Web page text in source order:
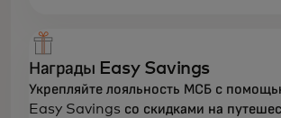
Награды Easy Savings
Укрепляйте лояльность МСБ с
Easy Savings со скидками на